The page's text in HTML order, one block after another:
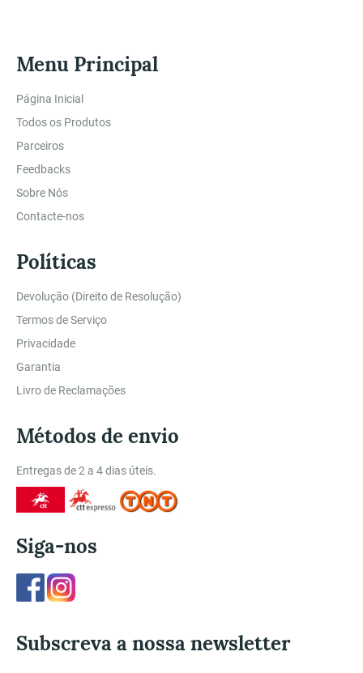
Menu Principal
Página Inicial
Todos os Produtos
Parceiros
Feedbacks
Sobre Nós
Contacte-nos
Políticas
Devolução (Direito de Resolução)
Termos de Serviço
Privacidade
Garantia
Livro de Reclamações
Métodos de envio
Entregas de 2 a 4 dias úteis.
Siga-nos
FacebookInstagram
Subscreva a nossa newsletter